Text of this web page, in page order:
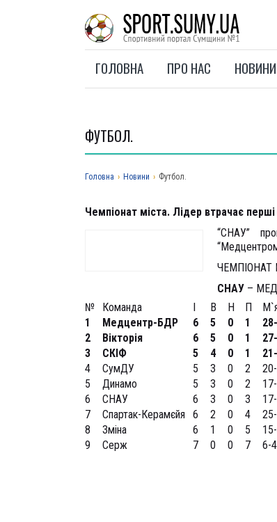
ГОЛОВНА ПРО НАС НОВИНИ
ФУТБОЛ.
Головна › Новини › Футбол.
Чемпіонат міста. Лідер втрачає
“СНАУ”
ЧЕМПІОНАТ
СНАУ –
№
Команда І В Н П
1
Медцентр-БДР 6 5 0 1
2
Вікторія 6 5 0 1
3
СКІФ 5 4 0 1
4
СумДУ 5 3 0 2
5
Динамо 5 3 0 2
6
СНАУ 6 3 0 3
7
Спартак-Керамєйя 6 2 0 4
8
Зміна 6 1 0 5
9
Серж 7 0 0 7 6-